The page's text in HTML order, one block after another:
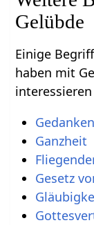
Gelübde
Einige
haben mit